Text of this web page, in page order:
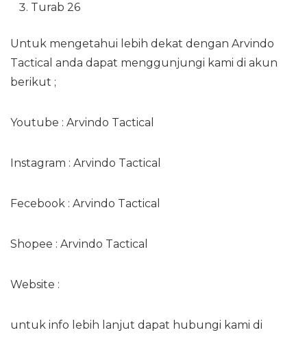
Turab 26
Untuk mengetahui lebih dekat dengan Arvindo
Tactical anda dapat menggunjungi kami di akun
berikut ;
Youtube : Arvindo Tactical
Instagram : Arvindo Tactical
Fecebook : Arvindo Tactical
Shopee : Arvindo Tactical
Website :
untuk info lebih lanjut dapat hubungi kami di